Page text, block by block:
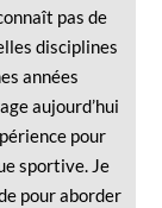
pas de
disciplines
années
aujourd’hui
pour
sportive. Je
pour aborder